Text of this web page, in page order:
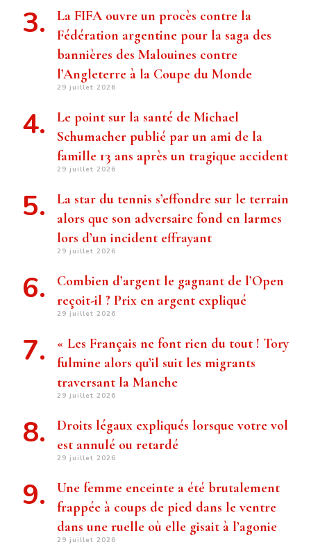
La FIFA ouvre un procès contre la
Fédération argentine pour la saga des
bannières des Malouines contre
l’Angleterre à la Coupe du Monde
29 juillet 2026
Le point sur la santé de Michael
Schumacher publié par un ami de la
famille 13 ans après un tragique accident
29 juillet 2026
La star du tennis s’effondre sur le terrain
alors que son adversaire fond en larmes
lors d’un incident effrayant
29 juillet 2026
Combien d’argent le gagnant de l’Open
reçoit-il ? Prix ​​en argent expliqué
29 juillet 2026
« Les Français ne font rien du tout ! Tory
fulmine alors qu’il suit les migrants
traversant la Manche
29 juillet 2026
Droits légaux expliqués lorsque votre vol
est annulé ou retardé
29 juillet 2026
Une femme enceinte a été brutalement
frappée à coups de pied dans le ventre
dans une ruelle où elle gisait à l’agonie
29 juillet 2026